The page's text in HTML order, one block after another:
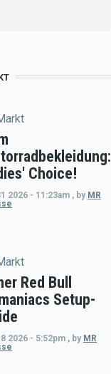
Choice!
2026 - 11:23am , by MR
Red Bull
Setup-
2026 - 5:52pm , by MR